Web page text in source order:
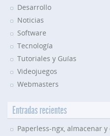
Desarrollo
Noticias
Software
Tecnología
Tutoriales y Guías
Videojuegos
Webmasters
Entradas recientes
Paperless-ngx, almacenar